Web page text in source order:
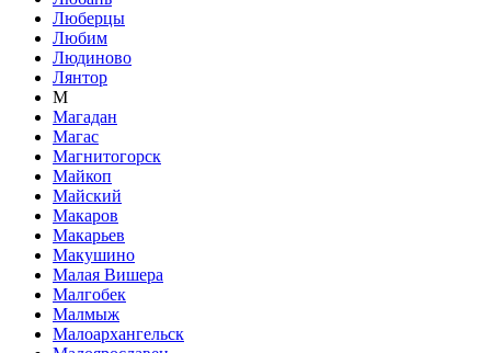
Люберцы
Любим
Людиново
Лянтор
М
Магадан
Магас
Магнитогорск
Майкоп
Майский
Макаров
Макарьев
Макушино
Малая Вишера
Малгобек
Малмыж
Малоархангельск